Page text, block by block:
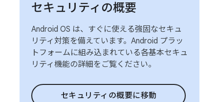
セキュリティの概要
Android OS は、すぐに使える強固なセキュ
リティ対策を備えています。Android プラッ
トフォームに組み込まれている各基本セキュ
リティ機能の詳細をご覧ください。
セキュリティの概要に移動